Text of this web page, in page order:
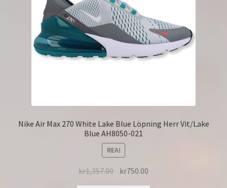
Nike Air Max 270 White Lake Blue Löpning Herr Vit/Lake
Blue AH8050-021
REA!
kr1,357.00 kr750.00